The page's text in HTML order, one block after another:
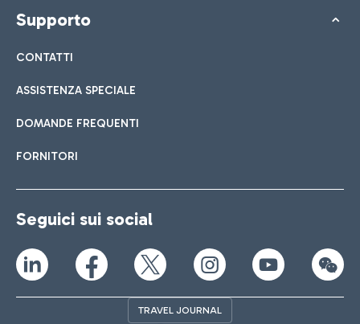
Supporto
CONTATTI
ASSISTENZA SPECIALE
DOMANDE FREQUENTI
FORNITORI
Seguici sui social
TRAVEL JOURNAL